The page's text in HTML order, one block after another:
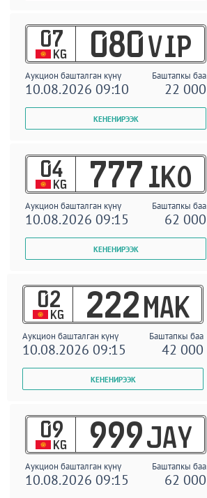
07
KG 080 VIP
Аукцион башталган күнү Баштапкы баа
10.08.2026 09:10 22 000
04
KG 777 IKO
Аукцион башталган күнү Баштапкы баа
10.08.2026 09:15 62 000
02
KG 222 MAK
Аукцион башталган күнү Баштапкы баа
10.08.2026 09:15 42 000
09
KG 999 JAY
Аукцион башталган күнү Баштапкы баа
10.08.2026 09:15 62 000